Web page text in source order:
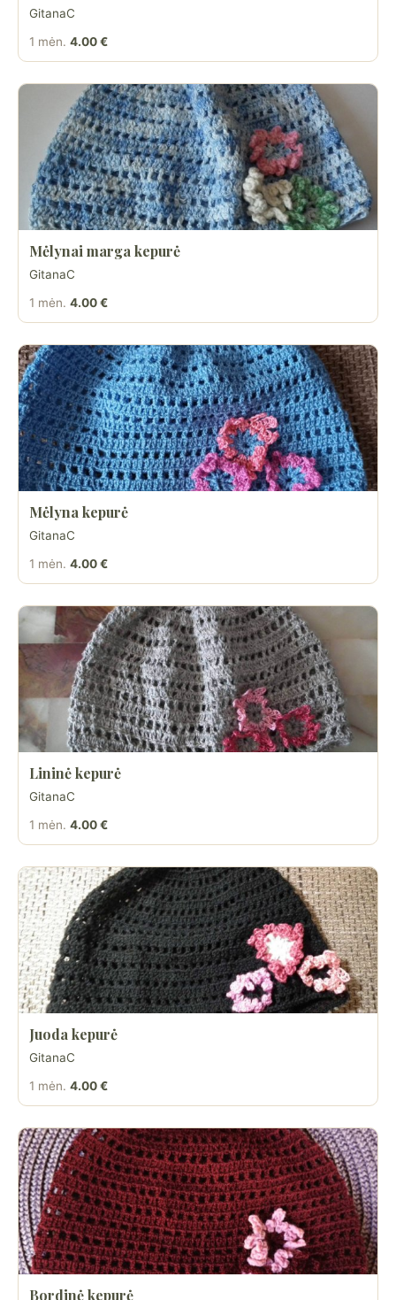
GitanaC
1 mėn. 4.00 €
Mėlynai marga kepurė
GitanaC
1 mėn. 4.00 €
Mėlyna kepurė
GitanaC
1 mėn. 4.00 €
Lininė kepurė
GitanaC
1 mėn. 4.00 €
Juoda kepurė
GitanaC
1 mėn. 4.00 €
Bordinė kepurė